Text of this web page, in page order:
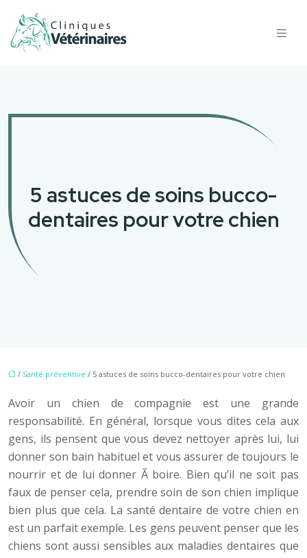
5 astuces de soins bucco-
dentaires pour votre chien
/ Santé préventive / 5 astuces de soins bucco-dentaires pour votre chien
Avoir un chien de compagnie est une grande
responsabilité. En général, lorsque vous dites cela aux
gens, ils pensent que vous devez nettoyer après lui, lui
donner son bain habituel et vous assurer de toujours le
nourrir et de lui donner Ã boire. Bien qu’il ne soit pas
faux de penser cela, prendre soin de son chien implique
bien plus que cela. La santé dentaire de votre chien en
est un parfait exemple. Les gens peuvent penser que les
chiens sont aussi sensibles aux maladies dentaires que